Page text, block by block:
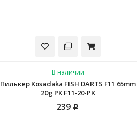
В наличии
Пилькер Kosadaka FISH DARTS F11 65mm
20g PK F11-20-PK
239 Р